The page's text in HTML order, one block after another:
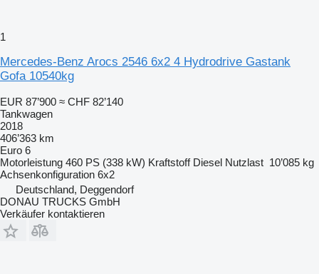
1
Mercedes-Benz Arocs 2546 6x2 4 Hydrodrive Gastank
Gofa 10540kg
EUR 87’900 ≈ CHF 82’140
Tankwagen
2018
406’363 km
Euro 6
Motorleistung 460 PS (338 kW) Kraftstoff Diesel Nutzlast 10’085 kg
Achsenkonfiguration 6x2
Deutschland, Deggendorf
DONAU TRUCKS GmbH
Verkäufer kontaktieren